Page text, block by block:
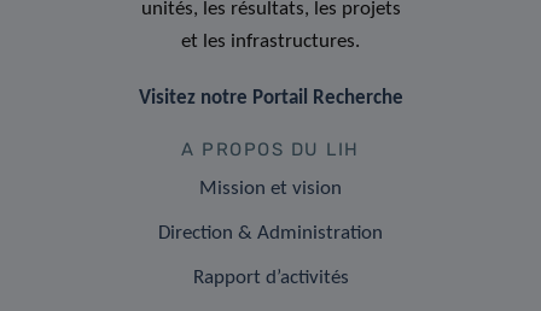
unités, les résultats, les projets
et les infrastructures.
Visitez notre Portail Recherche
A PROPOS DU LIH
Mission et vision
Direction & Administration
Rapport d’activités